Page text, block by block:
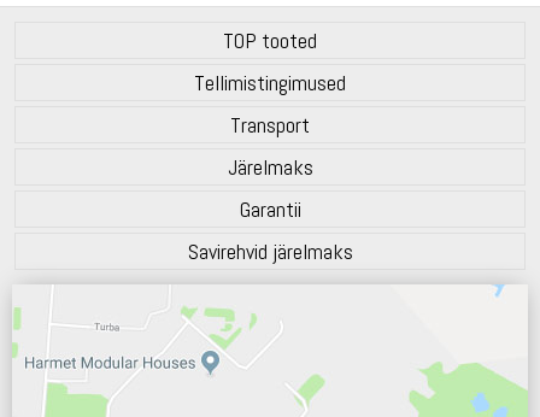
TOP tooted
Tellimistingimused
Transport
Järelmaks
Garantii
Savirehvid järelmaks